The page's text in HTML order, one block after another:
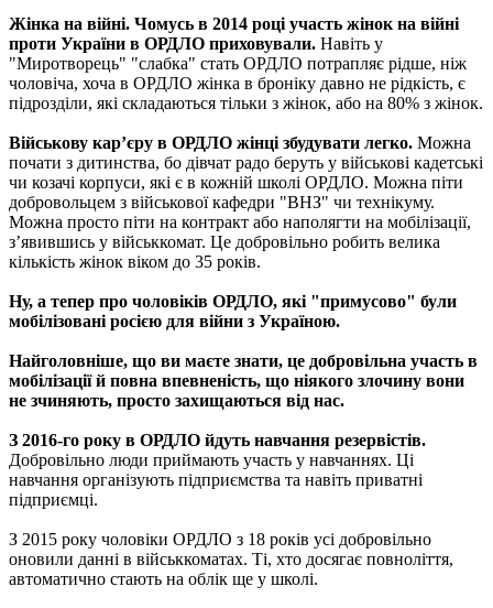
Жінка на війні. Чомусь в 2014 році участь жінок на війні
проти України в ОРДЛО приховували. Навіть у
"Миротворець" "слабка" стать ОРДЛО потрапляє рідше, ніж
чоловіча, хоча в ОРДЛО жінка в броніку давно не рідкість, є
підрозділи, які складаються тільки з жінок, або на 80% з жінок.
Військову кар’єру в ОРДЛО жінці збудувати легко. Можна
почати з дитинства, бо дівчат радо беруть у військові кадетські
чи козачі корпуси, які є в кожній школі ОРДЛО. Можна піти
добровольцем з військової кафедри "ВНЗ" чи технікуму.
Можна просто піти на контракт або наполягти на мобілізації,
з’явившись у військкомат. Це добровільно робить велика
кількість жінок віком до 35 років.
Ну, а тепер про чоловіків ОРДЛО, які "примусово" були
мобілізовані росією для війни з Україною.
Найголовніше, що ви маєте знати, це добровільна участь в
мобілізації й повна впевненість, що ніякого злочину вони
не зчиняють, просто захищаються від нас.
З 2016-го року в ОРДЛО йдуть навчання резервістів.
Добровільно люди приймають участь у навчаннях. Ці
навчання організують підприємства та навіть приватні
підприємці.
З 2015 року чоловіки ОРДЛО з 18 років усі добровільно
оновили данні в військкоматах. Ті, хто досягає повноліття,
автоматично стають на облік ще у школі.